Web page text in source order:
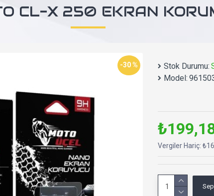
CL-X 250 EKRAN
-30 % Stok Durumu:
Model:
Vergiler Hariç: